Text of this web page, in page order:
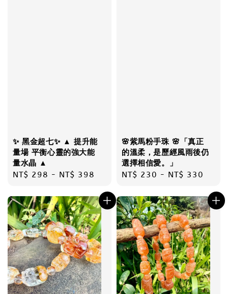
✨ 黑金超七✨ ▲ 提升能
量場 平衡心靈的強大能
量水晶 ▲
Regular
NT$ 298 - NT$ 398
🌸紫馬粉手珠 🌸「真正
的溫柔，是歷經風雨後仍
選擇相信愛。」
Regular
NT$ 230 - NT$ 330